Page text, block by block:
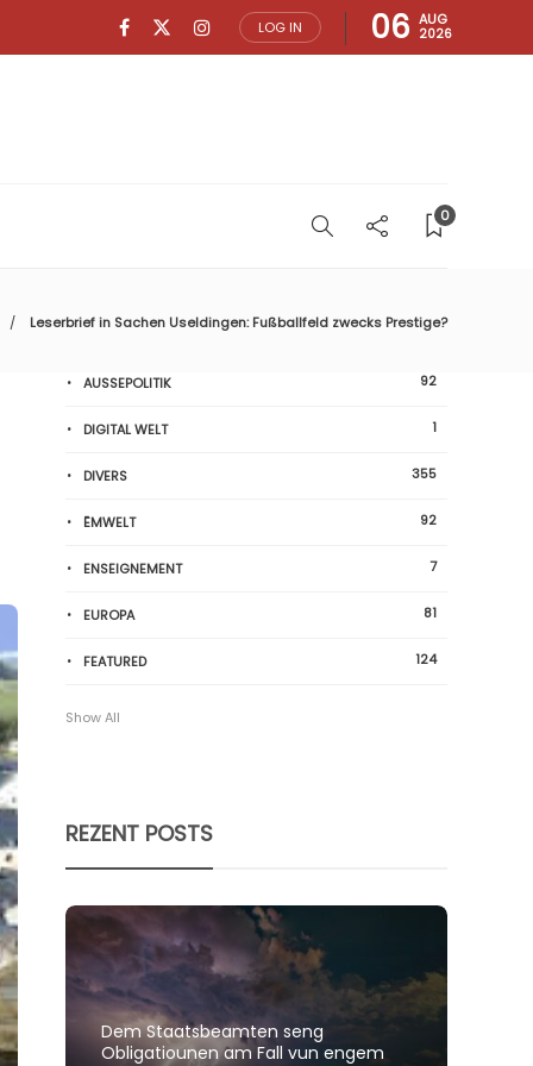
LOG IN 06 AUG
2026
0
Leserbrief in Sachen Useldingen: Fußballfeld zwecks Prestige?
AUSSEPOLITIK 92
DIGITAL WELT 1
DIVERS 355
ËMWELT 92
ENSEIGNEMENT 7
EUROPA 81
FEATURED 124
Show All
REZENT POSTS
Dem Staatsbeamten seng
Obligatiounen am Fall vun engem